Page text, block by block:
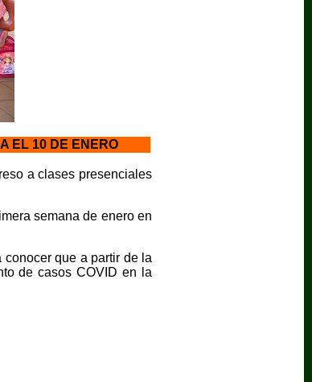
EL 10 DE ENERO
a clases presenciales
semana de enero en
que a partir de la
de casos COVID en la